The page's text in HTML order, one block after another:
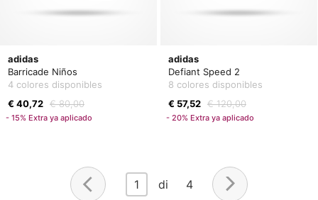
adidas
Barricade Niños
4 colores disponibles
€ 40,72 € 80,00
- 15% Extra ya aplicado
adidas
Defiant Speed 2
8 colores disponibles
€ 57,52 € 120,00
- 20% Extra ya aplicado
1 di 4